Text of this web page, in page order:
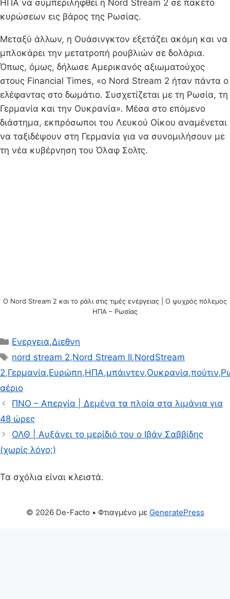
ΗΠΑ να συμπεριληφθεί η Nord Stream 2 σε πακέτο
κυρώσεων εις βάρος της Ρωσίας.
Μεταξύ άλλων, η Ουάσινγκτον εξετάζει ακόμη και να
μπλοκάρει την μετατροπή ρουβλιών σε δολάρια.
Όπως, όμως, δήλωσε Αμερικανός αξιωματούχος
στους Financial Times, «ο Nord Stream 2 ήταν πάντα ο
ελέφαντας στο δωμάτιο. Συσχετίζεται με τη Ρωσία, τη
Γερμανία και την Ουκρανία». Μέσα στο επόμενο
διάστημα, εκπρόσωποι του Λευκού Οίκου αναμένεται
να ταξιδέψουν στη Γερμανία για να συνομιλήσουν με
τη νέα κυβέρνηση του Όλαφ Σολτς.
Ο Nord Stream 2 και το ράλι στις τιμές ενέργειας | Ο ψυχρός πόλεμος
ΗΠΑ – Ρωσίας
Κατηγορίες
Ενεργεια,Διεθνη
Ετικέτες
nord stream 2,Nord Stream II,NordStream
2,Γερμανία,Ευρώπη,ΗΠΑ,μπάιντεν,Ουκρανία,πούτιν,
αέριο
ΠΝΟ – Απεργία | Δεμένα τα πλοία στα λιμάνια για
48 ώρες
ΟΛΘ | Αυξάνει το μερίδιό του ο Ιβάν Σαββίδης
(χωρίς λόγο;)
Τα σχόλια είναι κλειστά.
© 2026 De-Facto • Φτιαγμένο με GeneratePress